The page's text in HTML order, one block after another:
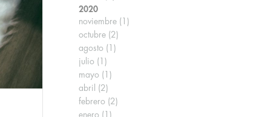
2020
noviembre (1)
octubre (2)
agosto (1)
julio (1)
mayo (1)
abril (2)
febrero (2)
enero (1)